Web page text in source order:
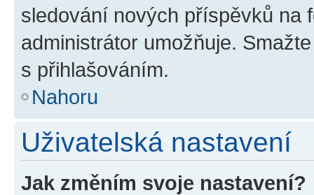
sledování nových příspěvků na
administrátor umožňuje.
s přihlašováním.
Nahoru
Uživatelská nastavení
Jak změním svoje nastavení?